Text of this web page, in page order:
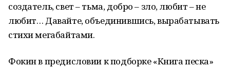
создатель, свет – тьма, добро – зло, любит – не
любит… Давайте, объединившись, вырабатывать
стихи мегабайтами.
Фокин в предисловии к подборке «Книга песка»